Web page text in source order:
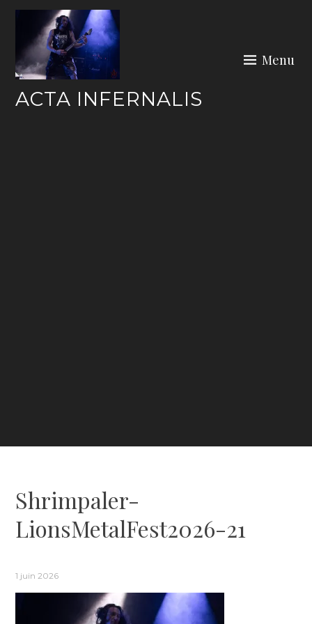
Skip
content
ACTA INFERNALIS
Menu
Shrimpaler-
LionsMetalFest2026-21
1 juin 2026